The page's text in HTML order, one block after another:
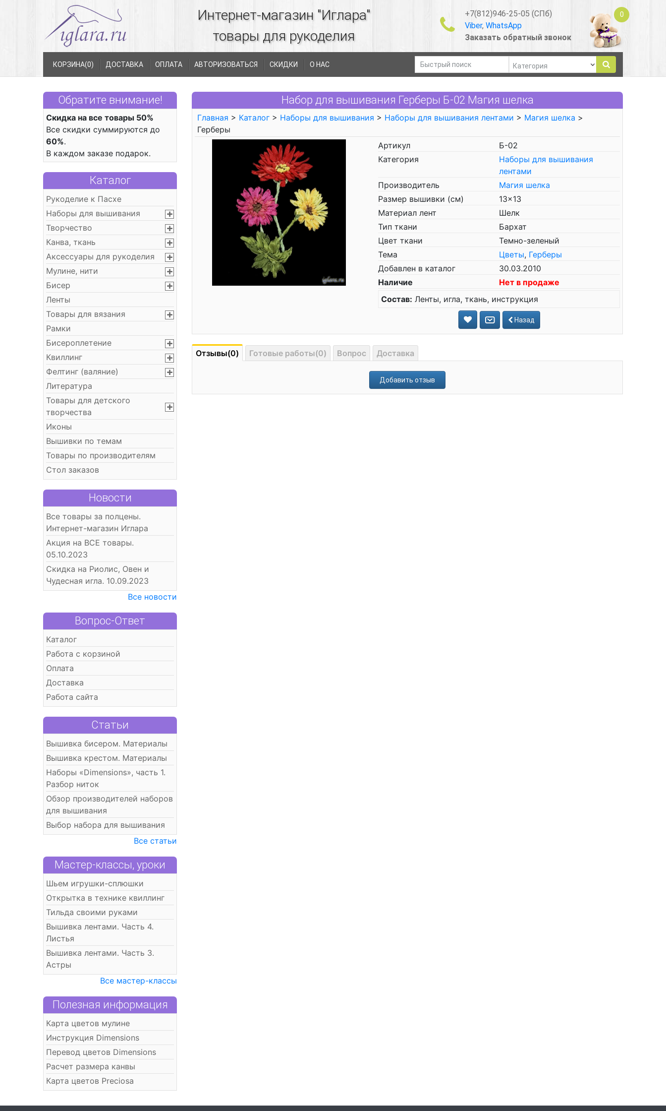
Интернет-магазин "Иглара"
товары для рукоделия
+7(812)946-25-05 (СПб)
Viber, WhatsApp
Заказать обратный звонок
0
КОРЗИНА(0) ДОСТАВКА ОПЛАТА АВТОРИЗОВАТЬСЯ СКИДКИ О НАС
Обратите внимание!
Скидка на все товары 50%
Все скидки суммируются до
60%.
В каждом заказе подарок.
Каталог
Рукоделие к Пасхе
Наборы для вышивания
Творчество
Канва, ткань
Аксессуары для рукоделия
Мулине, нити
Бисер
Ленты
Товары для вязания
Рамки
Бисероплетение
Квиллинг
Фелтинг (валяние)
Литература
Товары для детского
творчества
Иконы
Вышивки по темам
Товары по производителям
Стол заказов
Новости
Все товары за полцены.
Интернет-магазин Иглара
Акция на ВСЕ товары.
05.10.2023
Скидка на Риолис, Овен и
Чудесная игла. 10.09.2023
Все новости
Вопрос-Ответ
Каталог
Работа с корзиной
Оплата
Доставка
Работа сайта
Статьи
Вышивка бисером. Материалы
Вышивка крестом. Материалы
Наборы «Dimensions», часть 1.
Разбор ниток
Обзор производителей наборов
для вышивания
Выбор набора для вышивания
Все статьи
Мастер-классы, уроки
Шьем игрушки-сплюшки
Открытка в технике квиллинг
Тильда своими руками
Вышивка лентами. Часть 4.
Листья
Вышивка лентами. Часть 3.
Астры
Все мастер-классы
Полезная информация
Карта цветов мулине
Инструкция Dimensions
Перевод цветов Dimensions
Расчет размера канвы
Карта цветов Preciosa
Набор для вышивания Герберы Б-02 Магия шелка
Главная > Каталог > Наборы для вышивания > Наборы для вышивания лентами > Магия шелка >
Герберы
Артикул
Б-02
Категория
Наборы для вышивания
лентами
Производитель
Магия шелка
Размер вышивки (см)
13x13
Материал лент
Шелк
Тип ткани
Бархат
Цвет ткани
Темно-зеленый
Тема
Цветы, Герберы
Добавлен в каталог
30.03.2010
Наличие
Нет в продаже
Состав: Ленты, игла, ткань, инструкция
Назад
Отзывы(0) Готовые работы(0) Вопрос Доставка
Добавить отзыв